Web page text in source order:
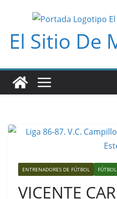
contenido
El Sitio De
ENTRENADORES DE FÚTBOL FÚTBOL
VICENTE